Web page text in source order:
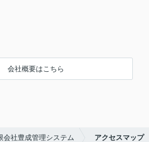
会社概要はこちら
会社豊成管理システム アクセスマップ